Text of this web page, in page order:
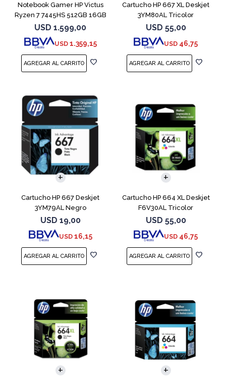
Notebook Gamer HP Victus
Ryzen 7 7445HS 512GB 16GB
RTX 4050
USD 1.599,00
USD 1.359,15
Cartucho HP 667 XL Deskjet
3YM80AL Tricolor
USD 55,00
USD 46,75
Cartucho HP 667 Deskjet
3YM79AL Negro
USD 19,00
USD 16,15
Cartucho HP 664 XL Deskjet
F6V30AL Tricolor
USD 55,00
USD 46,75